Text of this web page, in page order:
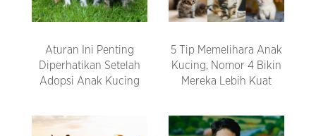
Aturan Ini Penting
Diperhatikan Setelah
Adopsi Anak Kucing
5 Tip Memelihara Anak
Kucing, Nomor 4 Bikin
Mereka Lebih Kuat